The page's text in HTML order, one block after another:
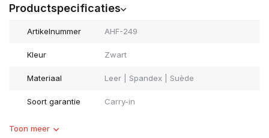
Productspecificaties
Artikelnummer AHF-249
Kleur Zwart
Materiaal Leer | Spandex | Suède
Soort garantie Carry-in
Toon meer